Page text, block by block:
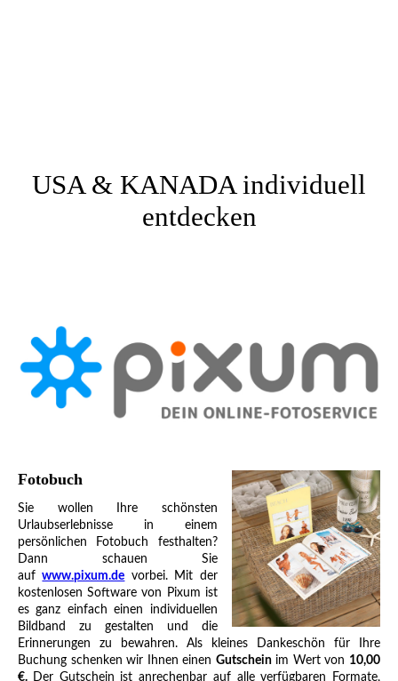
USA & KANADA individuell
entdecken
Fotobuch
Sie wollen Ihre schönsten
Urlaubserlebnisse in einem
persönlichen Fotobuch festhalten?
Dann schauen Sie
aufwww.pixum.de vorbei.
Mit der
kostenlosen Software von Pixum ist
es ganz einfach einen individuellen
Bildband zu gestalten und die
Erinnerungen zu bewahren. Als kleines Dankeschön für Ihre
Buchung schenken wir Ihnen einen Gutscheinim Wert von 10,00
€.
Der Gutschein ist anrechenbar auf alle verfügbaren Formate,